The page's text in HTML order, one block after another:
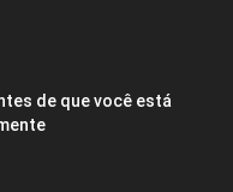
de que você está